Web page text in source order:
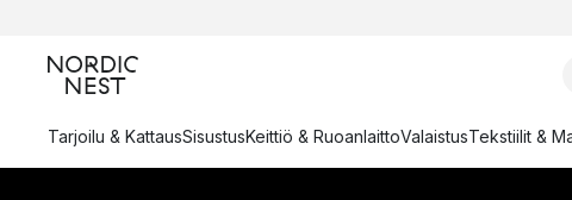
Tarjoilu & KattausSisustusKeittiö & RuoanlaittoValaistusTekstiilit &